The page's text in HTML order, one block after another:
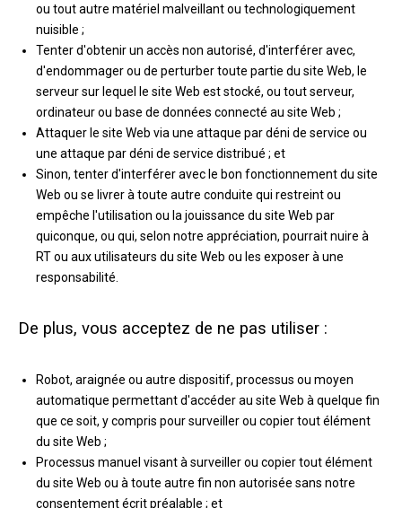
ou tout autre matériel malveillant ou technologiquement
nuisible ;
Tenter d'obtenir un accès non autorisé, d'interférer avec,
d'endommager ou de perturber toute partie du site Web, le
serveur sur lequel le site Web est stocké, ou tout serveur,
ordinateur ou base de données connecté au site Web ;
Attaquer le site Web via une attaque par déni de service ou
une attaque par déni de service distribué ; et
Sinon, tenter d'interférer avec le bon fonctionnement du site
Web ou se livrer à toute autre conduite qui restreint ou
empêche l'utilisation ou la jouissance du site Web par
quiconque, ou qui, selon notre appréciation, pourrait nuire à
RT ou aux utilisateurs du site Web ou les exposer à une
responsabilité.
De plus, vous acceptez de ne pas utiliser :
Robot, araignée ou autre dispositif, processus ou moyen
automatique permettant d'accéder au site Web à quelque fin
que ce soit, y compris pour surveiller ou copier tout élément
du site Web ;
Processus manuel visant à surveiller ou copier tout élément
du site Web ou à toute autre fin non autorisée sans notre
consentement écrit préalable ; et